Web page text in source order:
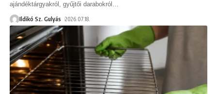
ajándéktárgyakról, gyűjtői darabokról …
Ildikó Sz. Gulyás 2026.07.18.